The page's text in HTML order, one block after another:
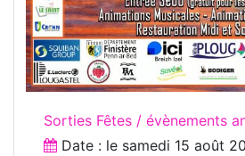
Sorties Fêtes / évènements
Date : le samedi 15 août